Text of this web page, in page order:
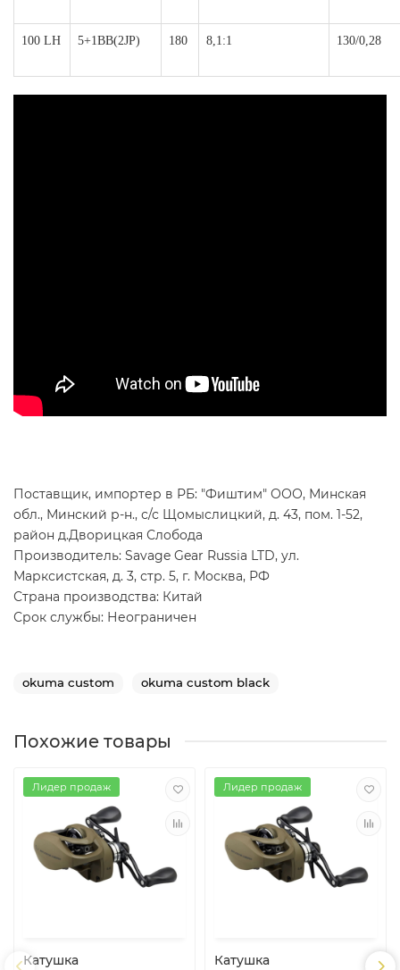
100 LH 5+1BB(2JP) 180 8,1:1 130/0,28
Поставщик, импортер в РБ: "Фиштим" ООО, Минская
обл., Минский р-н., с/с Щомыслицкий, д. 43, пом. 1-52,
район д.Дворицкая Слобода
Производитель: Savage Gear Russia LTD, ул.
Марксистская, д. 3, стр. 5, г. Москва, РФ
Страна производства: Китай
Срок службы: Неограничен
okuma custom okuma custom black
Похожие товары
Лидер продаж
Катушка
Лидер продаж
Катушка